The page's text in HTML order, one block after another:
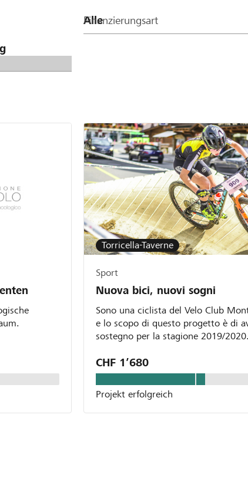
Finanzierungsart
Raum.
Torricella-Taverne
Sport
Nuova bici, nuovi sogni
Sono una ciclista del Velo Club
e lo scopo di questo progetto è di
sostegno per la stagione 2019/2020.
CHF 1’680
Projekt erfolgreich